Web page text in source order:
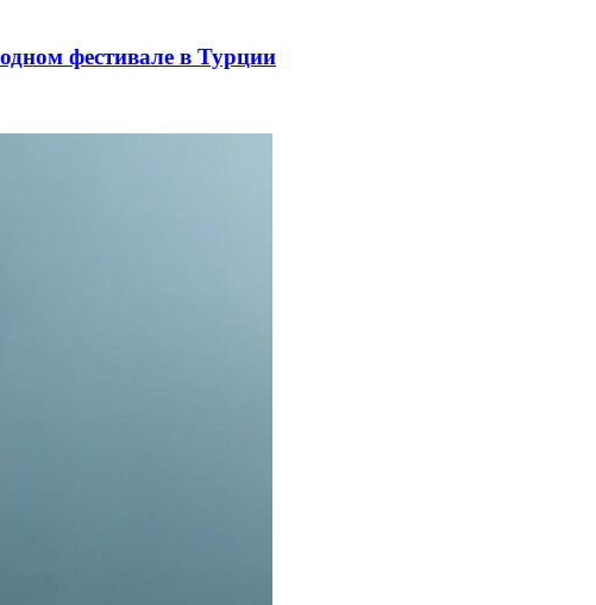
фестивале в Турции